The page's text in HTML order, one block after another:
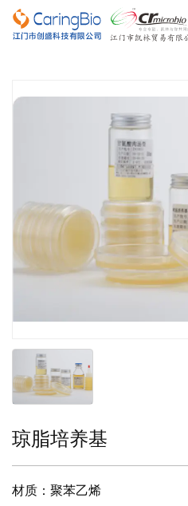
哥伦比亚血琼脂培养基
沙保弱（罗）琼脂培养基
琼脂培养基
材质：聚苯乙烯